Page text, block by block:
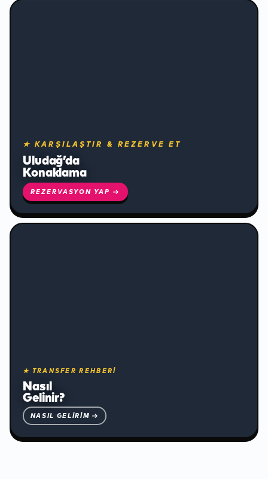
❄
✻
Konaklama ve Ulaşım
★ KARŞILAŞTIR & REZERVE ET
Uludağ’da
Konaklama
REZERVASYON YAP →
★ TRANSFER REHBERİ
Nasıl
Gelinir?
NASIL GELIRIM →